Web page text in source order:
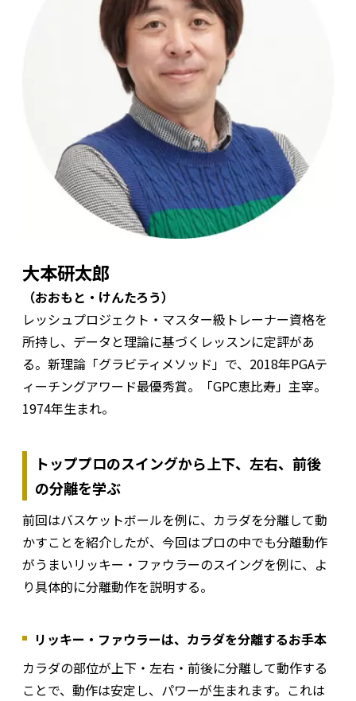
大本研太郎
（おおもと・けんたろう）
レッシュプロジェクト・マスター級トレーナー資格を
所持し、データと理論に基づくレッスンに定評があ
る。新理論「グラビティメソッド」で、2018年PGAテ
ィーチングアワード最優秀賞。「GPC恵比寿」主宰。
1974年生まれ。
トッププロのスイングから上下、左右、前後
の分離を学ぶ
前回はバスケットボールを例に、カラダを分離して動
かすことを紹介したが、今回はプロの中でも分離動作
がうまいリッキー・ファウラーのスイングを例に、よ
り具体的に分離動作を説明する。
リッキー・ファウラーは、カラダを分離するお手本
カラダの部位が上下・左右・前後に分離して動作する
ことで、動作は安定し、パワーが生まれます。これは